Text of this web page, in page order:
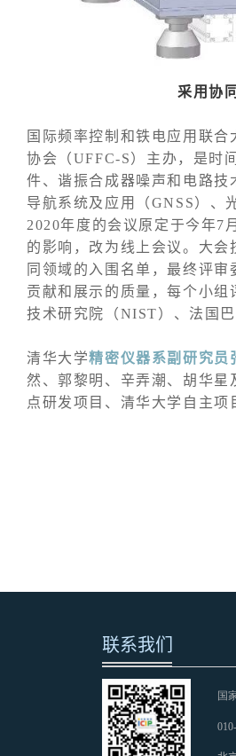
采用协
国际频率控制和铁电应用联
协会（UFFC-S）主办，是时
件、谐振合成器噪声和电路
导航系统及应用（GNSS）、
2020年度的会议原定于今年7
的影响，改为线上会议。大
同领域的入围名单，最终评
贡献和展示的质量，每个小
技术研究院（NIST）、法国
清华大学精密仪器系副研究员
然、郭黎明、辛弄潮、胡华
点研发项目、清华大学自主项
联系我们
国